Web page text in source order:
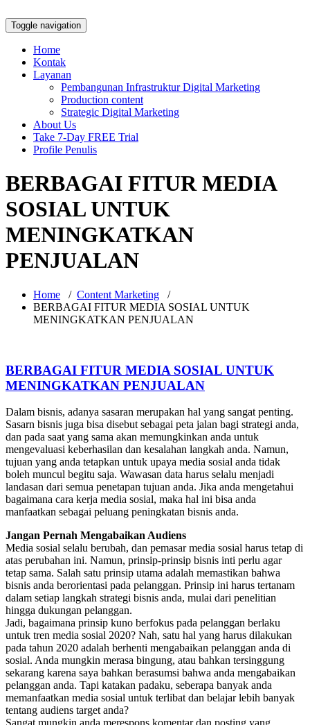
Toggle navigation
Home
Kontak
Layanan
Pembangunan Infrastruktur Digital Marketing
Production content
Strategic Digital Marketing
About Us
Take 7-Day FREE Trial
Profile Penulis
BERBAGAI FITUR MEDIA
SOSIAL UNTUK
MENINGKATKAN
PENJUALAN
Home / Content Marketing /
BERBAGAI FITUR MEDIA SOSIAL UNTUK
MENINGKATKAN PENJUALAN
BERBAGAI FITUR MEDIA SOSIAL UNTUK
MENINGKATKAN PENJUALAN
Dalam bisnis, adanya sasaran merupakan hal yang sangat penting.
Sasarn bisnis juga bisa disebut sebagai peta jalan bagi strategi anda,
dan pada saat yang sama akan memungkinkan anda untuk
mengevaluasi keberhasilan dan kesalahan langkah anda. Namun,
tujuan yang anda tetapkan untuk upaya media sosial anda tidak
boleh muncul begitu saja. Wawasan data harus selalu menjadi
landasan dari semua penetapan tujuan anda. Jika anda mengetahui
bagaimana cara kerja media sosial, maka hal ini bisa anda
manfaatkan sebagai peluang peningkatan bisnis anda.
Jangan Pernah Mengabaikan Audiens
Media sosial selalu berubah, dan pemasar media sosial harus tetap di
atas perubahan ini. Namun, prinsip-prinsip bisnis inti perlu agar
tetap sama. Salah satu prinsip utama adalah memastikan bahwa
bisnis anda berorientasi pada pelanggan. Prinsip ini harus tertanam
dalam setiap langkah strategi bisnis anda, mulai dari penelitian
hingga dukungan pelanggan.
Jadi, bagaimana prinsip kuno berfokus pada pelanggan berlaku
untuk tren media sosial 2020? Nah, satu hal yang harus dilakukan
pada tahun 2020 adalah berhenti mengabaikan pelanggan anda di
sosial. Anda mungkin merasa bingung, atau bahkan tersinggung
sekarang karena saya bahkan berasumsi bahwa anda mengabaikan
pelanggan anda. Tapi katakan padaku, seberapa banyak anda
memanfaatkan media sosial untuk terlibat dan belajar lebih banyak
tentang audiens target anda?